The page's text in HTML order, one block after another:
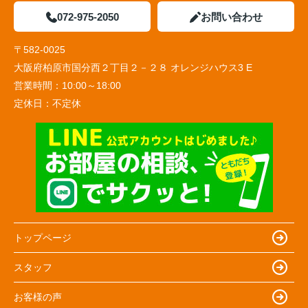
072-975-2050 お問い合わせ
〒582-0025
大阪府柏原市国分西２丁目２－２８ オレンジハウス3 E
営業時間： 10:00～18:00
定休日： 不定休
トップページ
スタッフ
お客様の声